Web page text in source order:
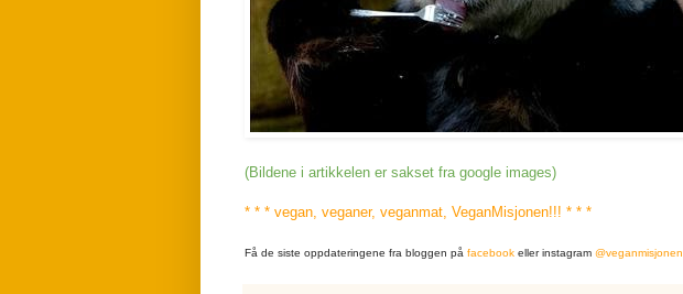
(Bildene i artikkelen er sakset fra google images)
* * * vegan, veganer, veganmat, VeganMisjonen!!! * * *
Få de siste oppdateringene fra bloggen på facebook eller instagram @veganmisjonen